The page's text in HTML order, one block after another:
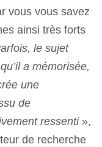
vous vous savez
ainsi très forts
le sujet
a mémorisée,
une
de
ressenti»,
de recherche